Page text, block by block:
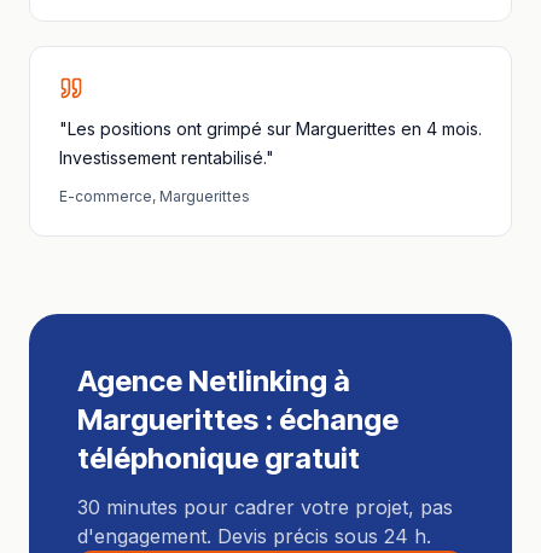
"Les positions ont grimpé sur Marguerittes en 4 mois.
Investissement rentabilisé."
E-commerce, Marguerittes
Agence Netlinking à
Marguerittes : échange
téléphonique gratuit
30 minutes pour cadrer votre projet, pas
d'engagement. Devis précis sous 24 h.